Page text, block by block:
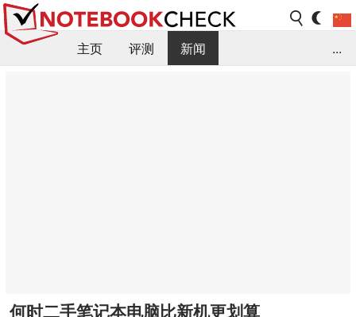
主页 评测
新闻
...
何时二手笔记本电脑比新机更划算